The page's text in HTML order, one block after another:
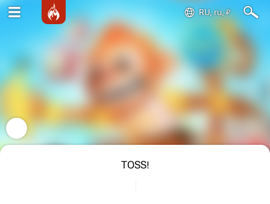
RU, ru, ₽
TOSS!